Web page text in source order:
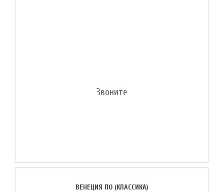
Звоните
ВЕНЕЦИЯ ПО (КЛАССИКА)